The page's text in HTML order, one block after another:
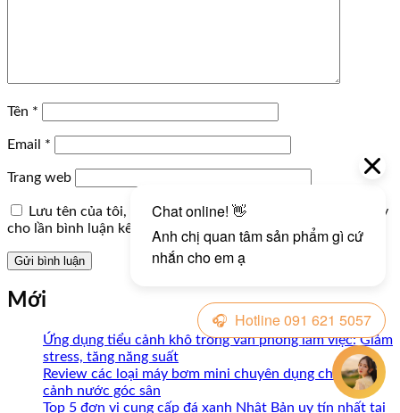
Tên *
Email *
Trang web
Lưu tên của tôi, email, và trang web trong trình duyệt này
cho lần bình luận kế tiếp của tôi.
Mới
Ứng dụng tiểu cảnh khô trong văn phòng làm việc: Giảm
stress, tăng năng suất
Review các loại máy bơm mini chuyên dụng cho tiểu
cảnh nước góc sân
Top 5 đơn vị cung cấp đá xanh Nhật Bản uy tín nhất tại